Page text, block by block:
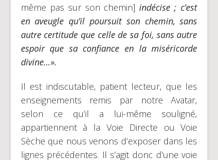
même pas sur son chemin]indécise ; c’est
en aveugle qu’il poursuit son chemin, sans
autre certitude que celle de sa foi, sans autre
espoir que sa confiance en la miséricorde
divine…».
Il est indiscutable, patient lecteur, que les
enseignements remis par notre Avatar,
selon ce qu’il a lui-même souligné,
appartiennent à la Voie Directe ou Voie
Sèche que nous venons d’exposer dans les
lignes précédentes. Il s’agit donc d’une voie